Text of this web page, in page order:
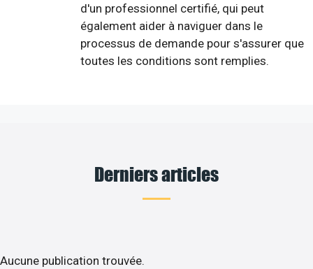
d'un professionnel certifié, qui peut
également aider à naviguer dans le
processus de demande pour s'assurer que
toutes les conditions sont remplies.
Derniers articles
Aucune publication trouvée.